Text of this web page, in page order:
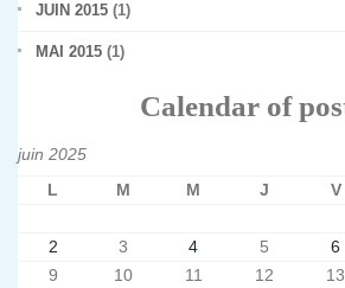
JUIN 2015 (1)
MAI 2015 (1)
Calendar of
juin 2025
L
M M J V
2
3 4 5 6
9
10 11 12 13